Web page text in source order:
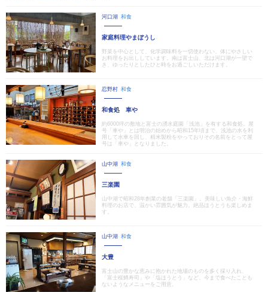
河口湖 和食
家庭料理やまぼうし
野菜を中心として、化学調味料を一切使わない、体にやさしい
お料理をお出ししています。南は富士山、北は河口湖が一望で
き、ゆったりとしたひと時をお過ごしいただけます。
忍野村 和食
和食処 車や
約6000坪の敷地と富士の湧水庭園「浅池」を有する和食処。屋
号「車や」とは明治の始めから昭和15年頃まで、浅池の水を利
用して水車を回し、精米製粉をやっておりその名前をとって屋
号は「車や」となりました。
山中湖 和食
三楽園
山中湖で昭和28年創業の老舗「三楽園」。美味しい魚介・海鮮
料理のお店で、温かい雰囲気が魅力。絶品ほうとうも楽しめま
す。
山中湖 和食
大豊
富士山の豊かな恵みに抱かれた地場のものを多く採り入れ、
「富士桜鱒寿司」や「塩ほうとう」など、今まで食べたことも
ないようなメニューをご用意。